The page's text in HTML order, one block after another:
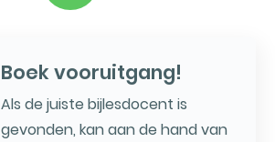
Boek vooruitgang!
Als de juiste bijlesdocent is
gevonden, kan aan de hand van